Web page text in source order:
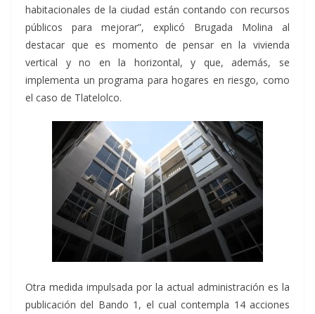
habitacionales de la ciudad están contando con recursos
públicos para mejorar”, explicó Brugada Molina al
destacar que es momento de pensar en la vivienda
vertical y no en la horizontal, y que, además, se
implementa un programa para hogares en riesgo, como
el caso de Tlatelolco.
Otra medida impulsada por la actual administración es la
publicación del Bando 1, el cual contempla 14 acciones